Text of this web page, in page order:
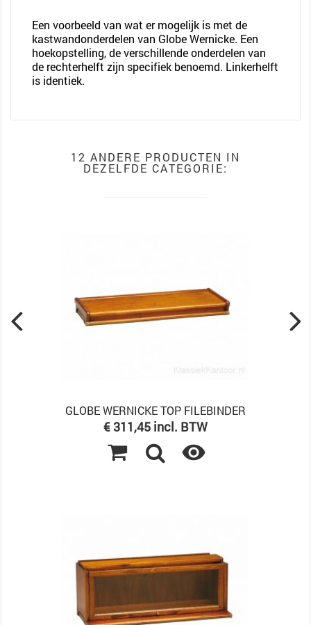
Een voorbeeld van wat er mogelijk is met de
kastwandonderdelen van Globe Wernicke. Een
hoekopstelling, de verschillende onderdelen van
de rechterhelft zijn specifiek benoemd. Linkerhelft
is identiek.
12 ANDERE PRODUCTEN IN
DEZELFDE CATEGORIE:
GLOBE WERNICKE TOP FILEBINDER
Prijs
€ 311,45 incl. BTW
